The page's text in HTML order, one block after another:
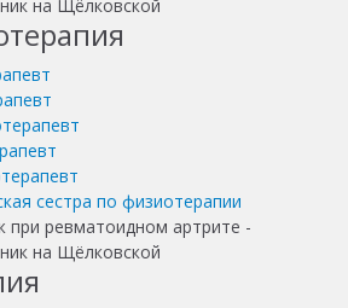
сестра по физиотерапии